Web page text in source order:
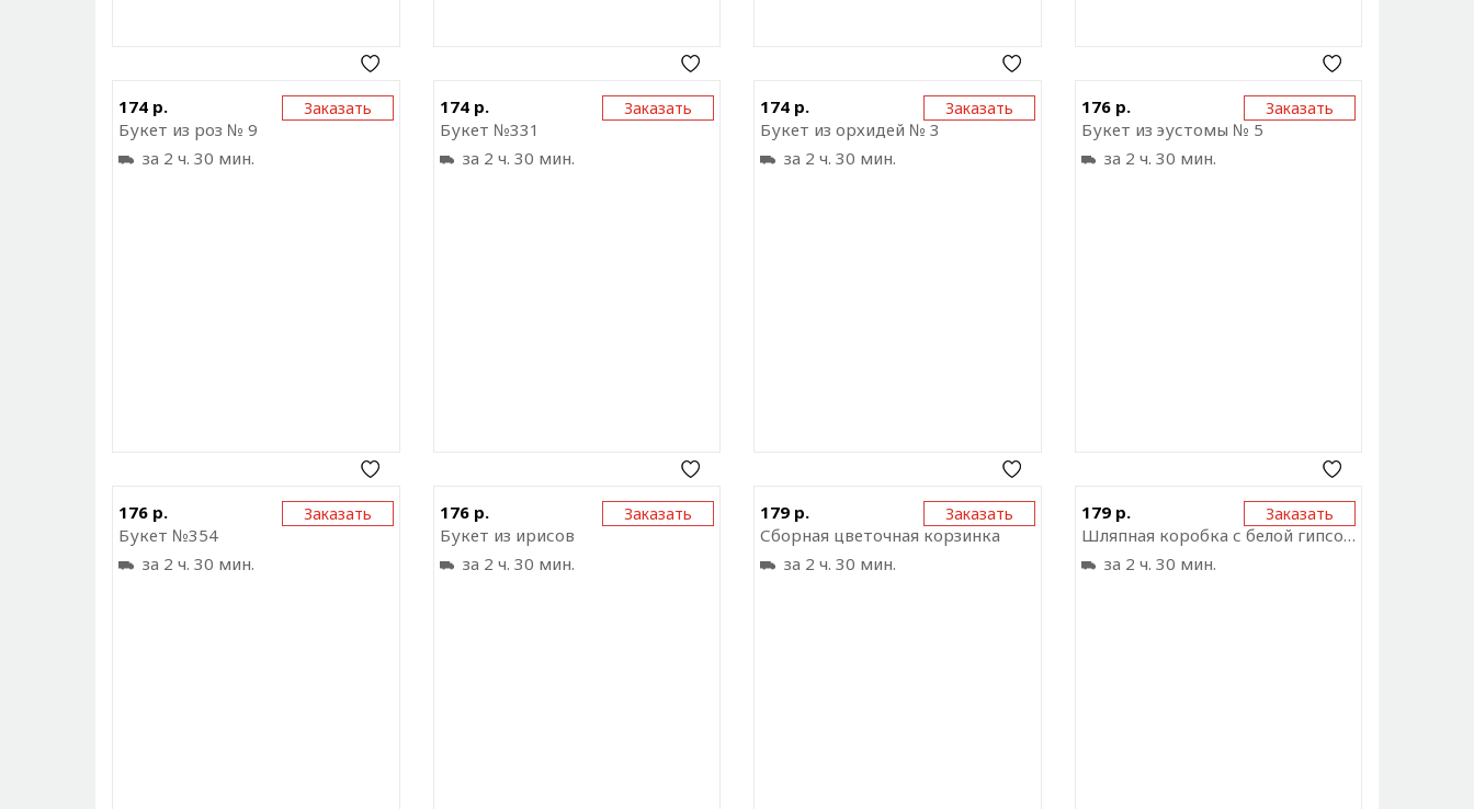
Заказать
174 р.
Букет из роз № 9
за 2 ч. 30 мин.
Отправить ссылку на
приложение
Заказать
174 р.
Букет №331
за 2 ч. 30 мин.
Отправить ссылку на
приложение
Заказать
174 р.
Букет из орхидей № 3
за 2 ч. 30 мин.
Отправить ссылку на
приложение
Заказать
176 р.
Букет из эустомы № 5
за 2 ч. 30 мин.
Отправить ссылку на
приложение
Заказать
176 р.
Букет №354
за 2 ч. 30 мин.
Отправить ссылку на
приложение
Заказать
176 р.
Букет из ирисов
за 2 ч. 30 мин.
Отправить ссылку на
приложение
Заказать
179 р.
Сборная цветочная корзинка
за 2 ч. 30 мин.
Отправить ссылку на
приложение
Заказать
179 р.
Шляпная коробка с белой гипсофилой
за 2 ч. 30 мин.
Отправить ссылку на
приложение